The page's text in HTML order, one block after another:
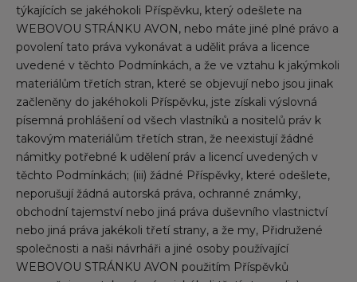
týkajících se jakéhokoli Příspěvku, který odešlete na
WEBOVOU STRÁNKU AVON, nebo máte jiné plné právo a
povolení tato práva vykonávat a udělit práva a licence
uvedené v těchto Podmínkách, a že ve vztahu k jakýmkoli
materiálům třetích stran, které se objevují nebo jsou jinak
začleněny do jakéhokoli Příspěvku, jste získali výslovná
písemná prohlášení od všech vlastníků a nositelů práv k
takovým materiálům třetích stran, že neexistují žádné
námitky potřebné k udělení práv a licencí uvedených v
těchto Podmínkách; (iii) žádné Příspěvky, které odešlete,
neporušují žádná autorská práva, ochranné známky,
obchodní tajemství nebo jiná práva duševního vlastnictví
nebo jiná práva jakékoli třetí strany, a že my, Přidružené
společnosti a naši návrháři a jiné osoby používající
WEBOVOU STRÁNKU AVON použitím Příspěvků